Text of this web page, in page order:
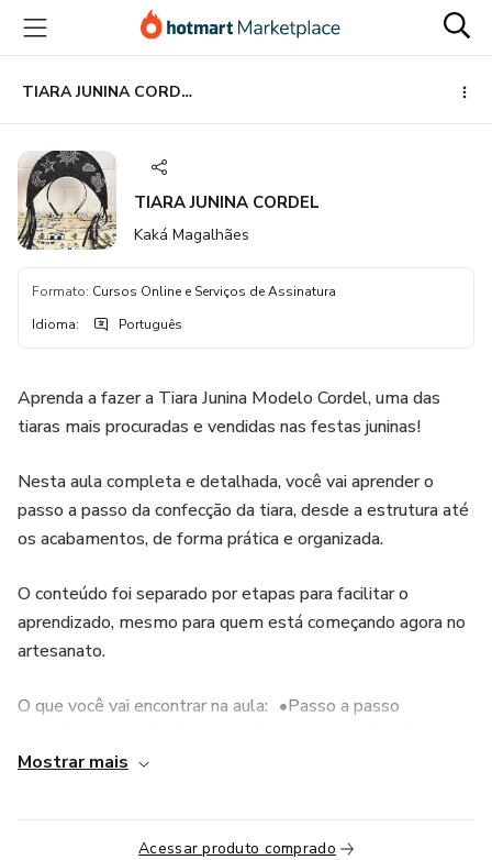
para
conteúdo
principal
para
pagamento
para
rodapé
TIARA JUNINA CORDEL
TIARA JUNINA CORDEL
Kaká Magalhães
Formato: Cursos Online e Serviços de Assinatura
Idioma: Português
Aprenda a fazer a Tiara Junina Modelo Cordel, uma das
tiaras mais procuradas e vendidas nas festas juninas!
Nesta aula completa e detalhada, você vai aprender o
passo a passo da confecção da tiara, desde a estrutura até
os acabamentos, de forma prática e organizada.
O conteúdo foi separado por etapas para facilitar o
aprendizado, mesmo para quem está começando agora no
artesanato.
O que você vai encontrar na aula: •Passo a passo
Essa é uma peça super procurada no período junino e
Mostrar mais
Acessar produto comprado